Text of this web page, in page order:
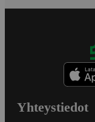
Yhteystiedot